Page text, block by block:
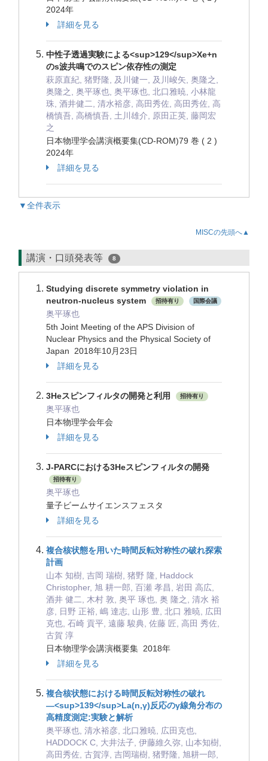
2024年
詳細を見る
中性子透過実験による<sup>129</sup>Xe+n
のs波共鳴でのスピン依存性の測定
萩原直紀, 猪野隆, 及川健一, 及川峻矢, 奥隆之,
奥隆之, 奥平琢也, 奥平琢也, 北口雅暁, 小林龍
珠, 酒井健二, 清水裕彦, 高田秀佐, 高田秀佐, 高
橋慎吾, 高橋慎吾, 土川雄介, 原田正英, 藤岡宏
之
日本物理学会講演概要集(CD-ROM)79 巻 ( 2 )
2024年
詳細を見る
▼全件表示
MISCの先頭へ▲
講演・口頭発表等 8
Studying discrete symmetry violation in
neutron-nucleus system
招待有り 国際会議
奥平琢也
5th Joint Meeting of the APS Division of
Nuclear Physics and the Physical Society of
Japan 2018年10月23日
詳細を見る
3Heスピンフィルタの開発と利用 招待有り
奥平琢也
日本物理学会年会
詳細を見る
J-PARCにおける3Heスピンフィルタの開発
招待有り
奥平琢也
量子ビームサイエンスフェスタ
詳細を見る
複合核状態を用いた時間反転対称性の破れ探索
計画
山本 知樹, 吉岡 瑞樹, 猪野 隆, Haddock
Christopher, 旭 耕一郎, 百瀬 孝昌, 岩田 高広,
酒井 健二, 木村 敦, 奥平 琢也, 奥 隆之, 清水 裕
彦, 日野 正裕, 嶋 達志, 山形 豊, 北口 雅暁, 広田
克也, 石崎 貢平, 遠藤 駿典, 佐藤 匠, 高田 秀佐,
古賀 淳
日本物理学会講演概要集 2018年
詳細を見る
複合核状態における時間反転対称性の破れ
―<sup>139</sup>La(n,γ)反応のγ線角分布の
高精度測定:実験と解析
奥平琢也, 清水裕彦, 北口雅暁, 広田克也,
HADDOCK C, 大井法子, 伊藤維久弥, 山本知樹,
高田秀佐, 古賀淳, 吉岡瑞樹, 猪野隆, 旭耕一郎,